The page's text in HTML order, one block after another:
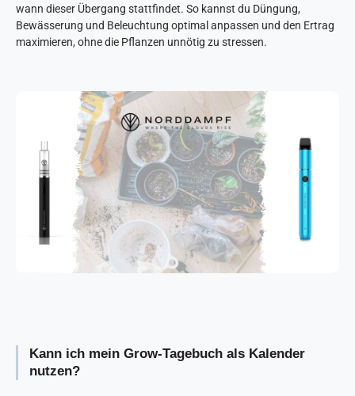
wann dieser Übergang stattfindet. So kannst du Düngung,
Bewässerung und Beleuchtung optimal anpassen und den Ertrag
maximieren, ohne die Pflanzen unnötig zu stressen.
Kann ich mein Grow-Tagebuch als Kalender
nutzen?